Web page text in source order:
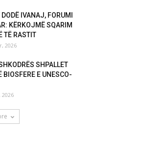
IVANAJ, FORUMI
KËRKOJMË SQARIM
TË RASTIT
2026
SHPALLET
BIOSFERE E UNESCO-